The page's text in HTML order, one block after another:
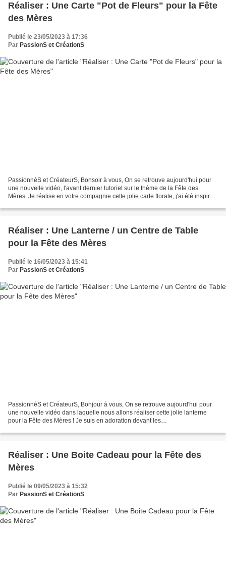
Réaliser : Une Carte "Pot de Fleurs" pour la Fête
des Mères
Publié le 23/05/2023 à 17:36
Par PassionS et CréationS
PassionnéS et CréateurS, Bonsoir à vous, On se retrouve aujourd'hui pour
une nouvelle vidéo, l'avant dernier tutoriel sur le thème de la Fête des
Mères. Je réalise en votre compagnie cette jolie carte florale, j'ai été inspiré
Réaliser : Une Lanterne / un Centre de Table
pour la Fête des Mères
Publié le 16/05/2023 à 15:41
Par PassionS et CréationS
PassionnéS et CréateurS, Bonjour à vous, On se retrouve aujourd'hui pour
une nouvelle vidéo dans laquelle nous allons réaliser cette jolie lanterne
pour la Fête des Mères ! Je suis en adoration devant les
Réaliser : Une Boite Cadeau pour la Fête des
Mères
Publié le 09/05/2023 à 15:32
Par PassionS et CréationS